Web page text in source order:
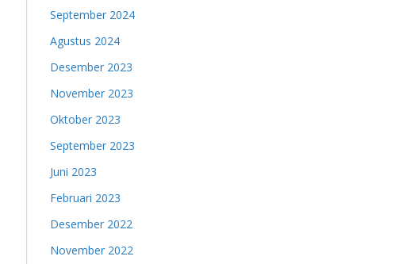
September 2024
Agustus 2024
Desember 2023
November 2023
Oktober 2023
September 2023
Juni 2023
Februari 2023
Desember 2022
November 2022